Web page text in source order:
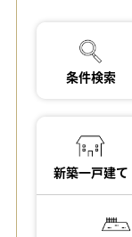
条件検索
新築一戸建て